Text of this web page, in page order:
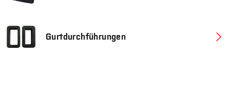
Gurtdurchführungen